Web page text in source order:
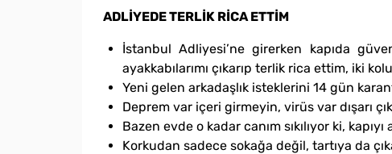
ADLİYEDE TERLİK RİCA ETTİM
İstanbul Adliyesi’ne girerken kapıda
ayakkabılarımı çıkarıp terlik rica ettim, iki
Yeni gelen arkadaşlık isteklerini 14 gün
Deprem var içeri girmeyin, virüs var dışarı
Bazen evde o kadar canım sıkılıyor ki,
Korkudan sadece sokağa değil, tartıya da